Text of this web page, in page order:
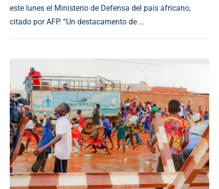
este lunes el Ministerio de Defensa del país africano,
citado por AFP. “Un destacamento de …